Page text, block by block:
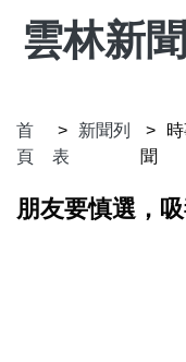
雲林新
首
頁
新聞列
表
聞
朋友要慎選，